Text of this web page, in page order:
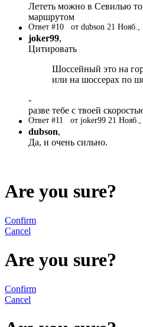
Лететь можно в Севилью
маршрутом
Ответ #10 от dubson 21 Нояб.,
joker99,
Цитировать
Шоссейный это на
или на шоссерах по
-
разве тебе с твоей
Ответ #11 от joker99 21 Нояб.,
dubson,
Да, и очень сильно.
Are you sure?
Confirm
Cancel
Are you sure?
Confirm
Cancel